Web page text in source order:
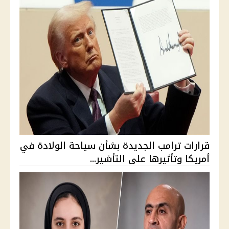
قرارات ترامب الجديدة بشأن سياحة الولادة في
أمريكا وتأثيرها على التأشير...